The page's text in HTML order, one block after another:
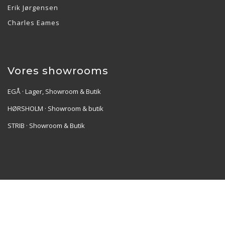
Erik Jørgensen
Charles Eames
Vores showrooms
EGÅ · Lager, Showroom & Butik
HØRSHOLM · Showroom & butik
STRIB · Showroom & Butik